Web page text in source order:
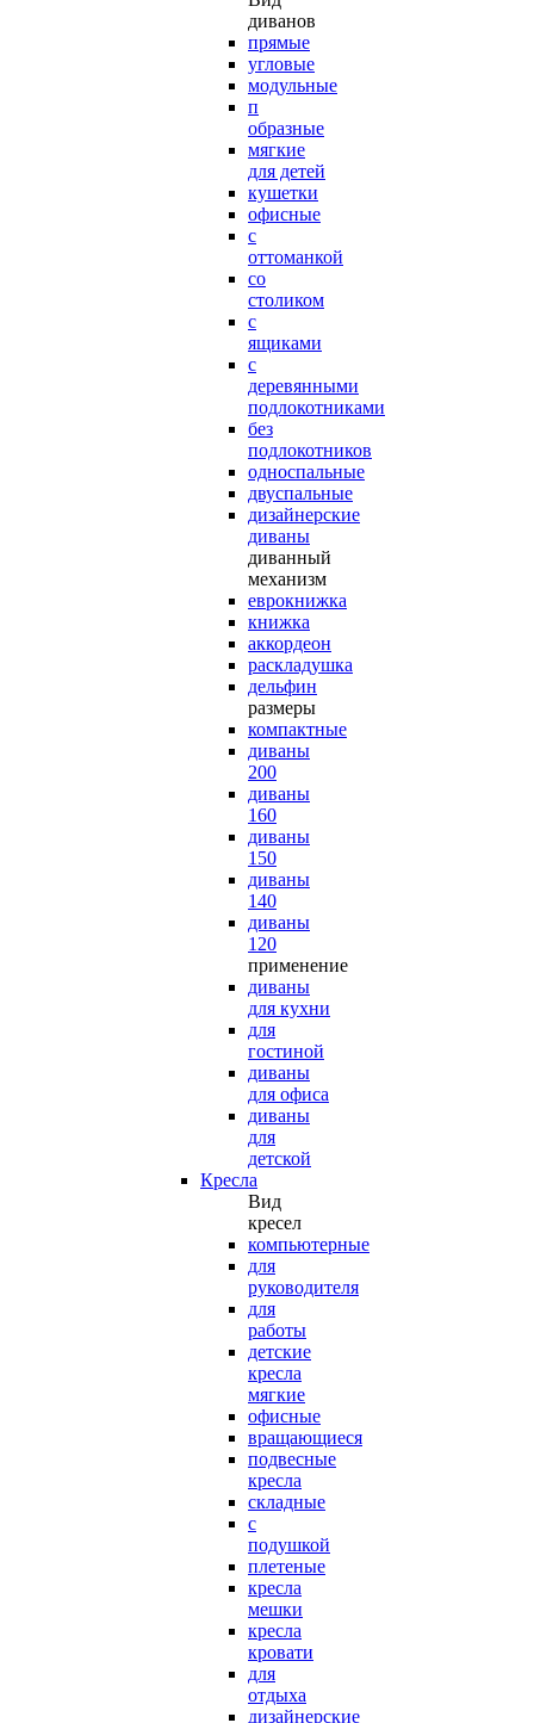
диванов
прямые
угловые
модульные
п
образные
мягкие
для детей
кушетки
офисные
с
оттоманкой
со
столиком
с
ящиками
с
деревянными
подлокотниками
без
подлокотников
односпальные
двуспальные
дизайнерские
диваны
диванный
механизм
еврокнижка
книжка
аккордеон
раскладушка
дельфин
размеры
компактные
диваны
200
диваны
160
диваны
150
диваны
140
диваны
120
применение
диваны
для кухни
для
гостиной
диваны
для офиса
диваны
для
детской
Кресла
Вид
кресел
компьютерные
для
руководителя
для
работы
детские
кресла
мягкие
офисные
вращающиеся
подвесные
кресла
складные
с
подушкой
плетеные
кресла
мешки
кресла
кровати
для
отдыха
дизайнерские